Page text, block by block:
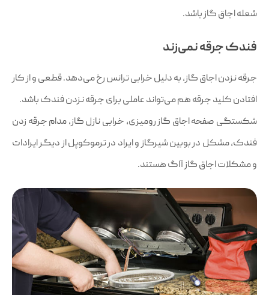
شعله اجاق گاز باشد.
فندک جرقه نمی‌زند
جرقه نزدن اجاق گاز، به دلیل خرابی ترانس رخ می‌دهد. قطعی و از کار
افتادن کلید جرقه هم می‌تواند عاملی برای جرقه نزدن فندک باشد.
شکستگی صفحه اجاق گاز رومیزی، خرابی نازل گاز، مدام جرقه زدن
فندک، مشکل در بوبین شیرگاز و ایراد در ترموکوپل از دیگر ایرادات
و مشکلات اجاق گاز آاگ هستند.